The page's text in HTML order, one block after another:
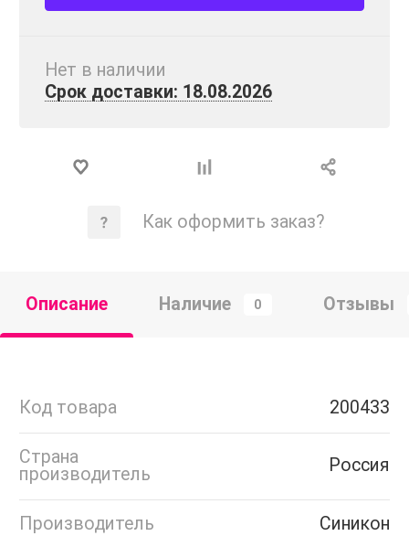
Нет в наличии
Срок доставки: 18.08.2026
Как оформить заказ?
Описание Наличие 0 Отзывы
Код товара 200433
Страна
производитель
Россия
Производитель Синикон